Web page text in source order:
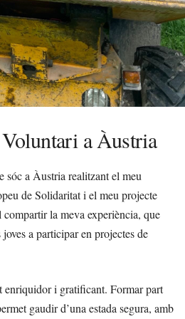
a Àustria
sóc a Àustria realitzant el meu
de Solidaritat i el meu projecte
la meva experiència, que
a participar en projectes de
enriquidor i gratificant. Formar part
gaudir d’una estada segura, amb